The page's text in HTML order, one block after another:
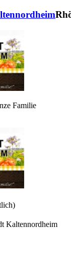
Familie
Kaltennordheim